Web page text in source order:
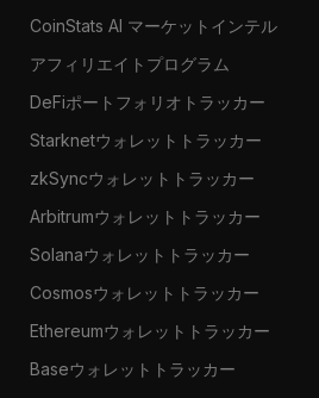
CoinStats AI マーケットインテル
アフィリエイトプログラム
DeFiポートフォリオトラッカー
Starknetウォレットトラッカー
zkSyncウォレットトラッカー
Arbitrumウォレットトラッカー
Solanaウォレットトラッカー
Cosmosウォレットトラッカー
Ethereumウォレットトラッカー
Baseウォレットトラッカー